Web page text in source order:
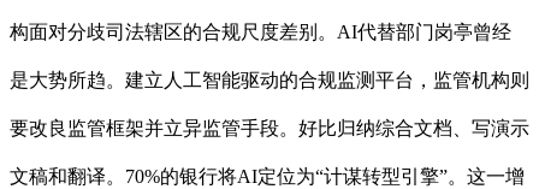
构面对分歧司法辖区的合规尺度差别。AI代替部门岗亭曾经
是大势所趋。建立人工智能驱动的合规监测平台，监管机构则
要改良监管框架并立异监管手段。好比归纳综合文档、写演示
文稿和翻译。70%的银行将AI定位为“计谋转型引擎”。这一增